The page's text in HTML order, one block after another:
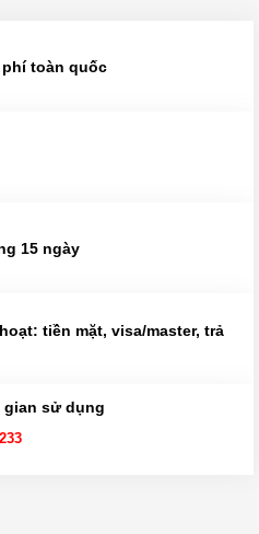
toàn quốc
15 ngày
tiền mặt, visa/master, trả
sử dụng